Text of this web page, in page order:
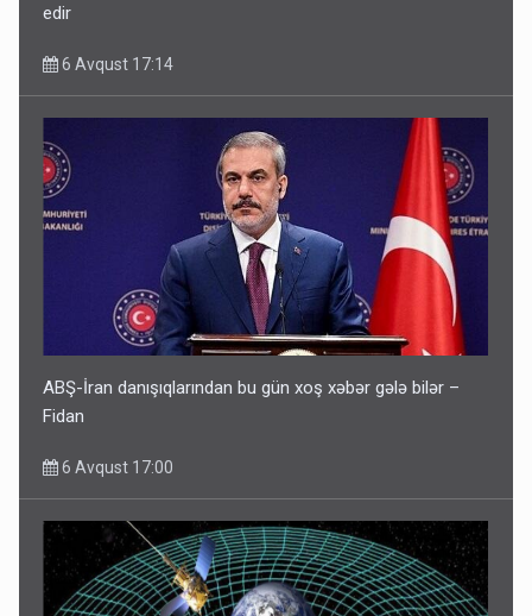
edir
6 Avqust 17:14
ABŞ-İran danışıqlarından bu gün xoş xəbər gələ bilər –
Fidan
6 Avqust 17:00